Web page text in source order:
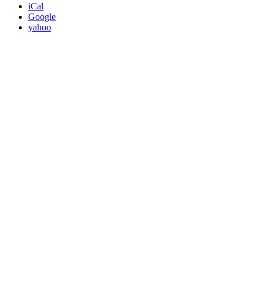
iCal
Google
yahoo